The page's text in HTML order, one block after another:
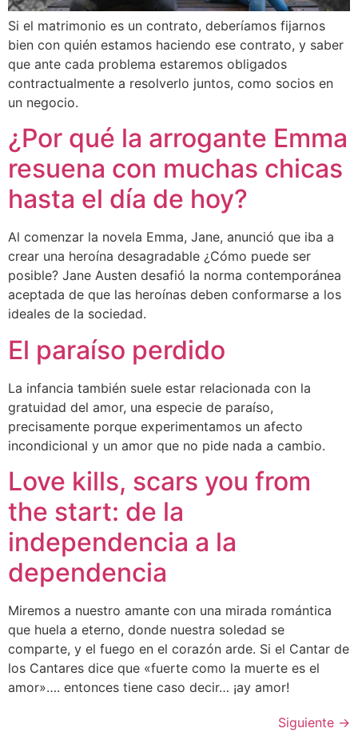
Si el matrimonio es un contrato, deberíamos fijarnos
bien con quién estamos haciendo ese contrato, y saber
que ante cada problema estaremos obligados
contractualmente a resolverlo juntos, como socios en
un negocio.
¿Por qué la arrogante Emma
resuena con muchas chicas
hasta el día de hoy?
Al comenzar la novela Emma, ​​Jane, anunció que iba a
crear una heroína desagradable ¿Cómo puede ser
posible? Jane Austen desafió la norma contemporánea
aceptada de que las heroínas deben conformarse a los
ideales de la sociedad.
El paraíso perdido
La infancia también suele estar relacionada con la
gratuidad del amor, una especie de paraíso,
precisamente porque experimentamos un afecto
incondicional y un amor que no pide nada a cambio.
Love kills, scars you from
the start: de la
independencia a la
dependencia
Miremos a nuestro amante con una mirada romántica
que huela a eterno, donde nuestra soledad se
comparte, y el fuego en el corazón arde. Si el Cantar de
los Cantares dice que «fuerte como la muerte es el
amor»…. entonces tiene caso decir… ¡ay amor!
Siguiente →